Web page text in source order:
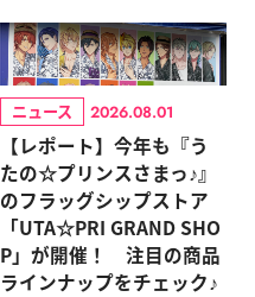
ニュース 2026.08.01
【レポート】今年も『う
たの☆プリンスさまっ♪』
のフラッグシップストア
「UTA☆PRI GRAND SHO
P」が開催！ 注目の商品
ラインナップをチェック♪